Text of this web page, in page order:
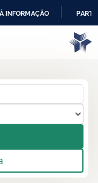
INFORMAÇÃO